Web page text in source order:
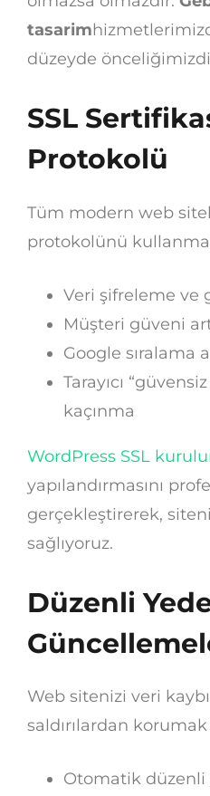
tasarim
düzeyde
SSL
Protokolü
Tüm modern web
protokolünü
Veri şifreleme ve
Müşteri güveni
Google sıralama
Tarayıcı
kaçınma
WordPress SSL
yapılandırmasını
gerçekleştirerek,
sağlıyoruz.
Düzenli
Web sitenizi veri
saldırılardan
Otomatik